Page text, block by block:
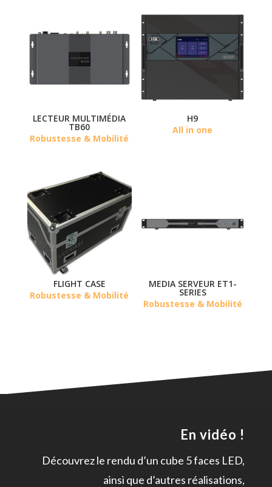
LECTEUR MULTIMÉDIA
TB60
Robustesse & Mobilité
H9
All in one
FLIGHT CASE
Robustesse & Mobilité
MEDIA SERVEUR ET1-
SERIES
Robustesse & Mobilité
En vidéo !
Découvrez le rendu d’un cube 5 faces LED,
ainsi que d’autres réalisations,